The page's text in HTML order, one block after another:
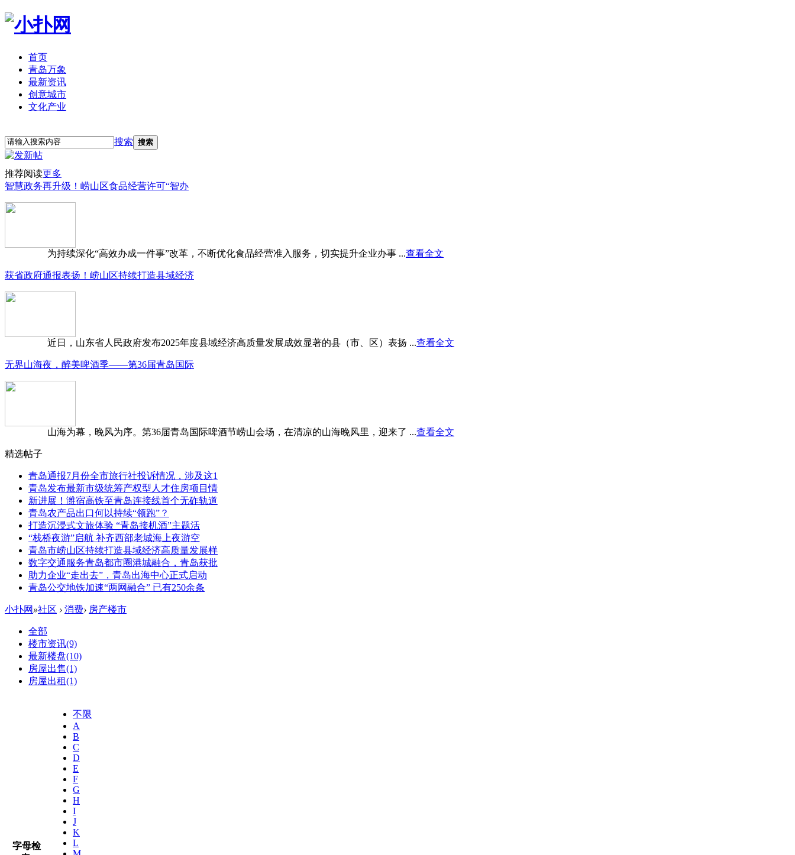
首页
青岛万象
最新资讯
创意城市
文化产业
搜索 搜索
推荐阅读更多
智慧政务再升级！崂山区食品经营许可“智办
为持续深化“高效办成一件事”改革，不断优化食品经营准入服务，切实提升企业办事 ...查看全文
获省政府通报表扬！崂山区持续打造县域经济
近日，山东省人民政府发布2025年度县域经济高质量发展成效显著的县（市、区）表扬 ...查看全文
无界山海夜，醉美啤酒季——第36届青岛国际
山海为幕，晚风为序。第36届青岛国际啤酒节崂山会场，在清凉的山海晚风里，迎来了 ...查看全文
精选帖子
青岛通报7月份全市旅行社投诉情况，涉及这1
青岛发布最新市级统筹产权型人才住房项目情
新进展！潍宿高铁至青岛连接线首个无砟轨道
青岛农产品出口何以持续“领跑”？
打造沉浸式文旅体验 “青岛接机酒”主题活
“栈桥夜游”启航 补齐西部老城海上夜游空
青岛市崂山区持续打造县域经济高质量发展样
数字交通服务青岛都市圈港城融合，青岛获批
助力企业“走出去”，青岛出海中心正式启动
青岛公交地铁加速“两网融合” 已有250余条
小扑网 »社区 › 消费› 房产楼市
全部
楼市资讯(9)
最新楼盘(10)
房屋出售(1)
房屋出租(1)
字母检
不限
A
B
C
D
E
F
G
H
I
J
K
L